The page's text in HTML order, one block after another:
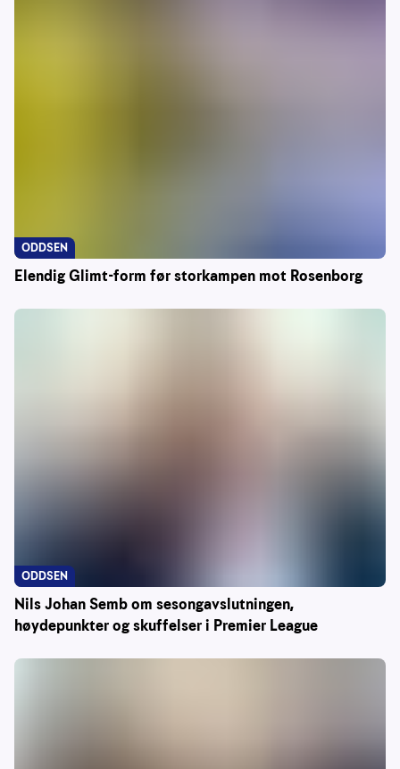
Elendig Glimt-form før storkampen mot Rosenborg
ODDSEN
Nils Johan Semb om sesongavslutningen,
høydepunkter og skuffelser i Premier League
ODDSEN